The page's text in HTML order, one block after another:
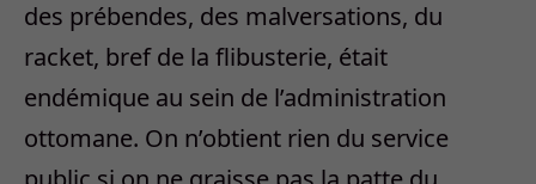
des prébendes, des malversations, du
racket, bref de la flibusterie, était
endémique au sein de l’administration
ottomane. On n’obtient rien du service